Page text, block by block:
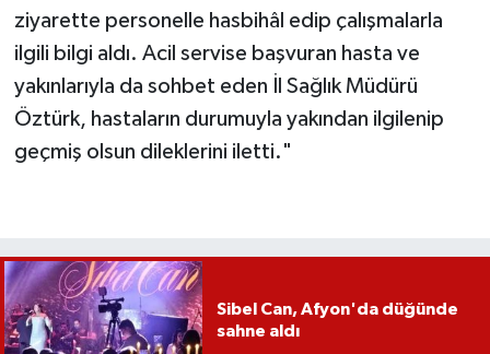
ziyarette personelle hasbihâl edip çalışmalarla
ilgili bilgi aldı. Acil servise başvuran hasta ve
yakınlarıyla da sohbet eden İl Sağlık Müdürü
Öztürk, hastaların durumuyla yakından ilgilenip
geçmiş olsun dileklerini iletti."
Sibel Can, Afyon'da düğünde
sahne aldı